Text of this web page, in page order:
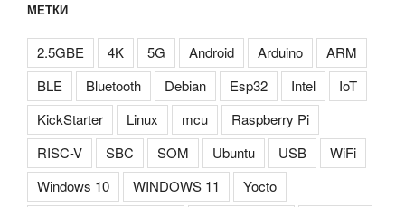
МЕТКИ
2.5GBE 4K 5G Android Arduino
ARM
BLE
Bluetooth Debian Esp32 Intel
IoT
KickStarter
Linux mcu
Raspberry Pi
RISC-V
SBC SOM Ubuntu USB
WiFi
Windows 10
WINDOWS 11
Yocto